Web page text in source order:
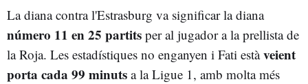
La diana contra l'Estrasburg va significar la diana
número 11 en 25 partits per al jugador a la prellista de
la Roja. Les estadístiques no enganyen i Fati estàveient
porta cada 99 minuts a la Ligue 1, amb molta més